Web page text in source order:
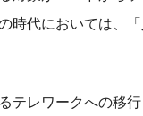
時代においては、
テレワークへの移